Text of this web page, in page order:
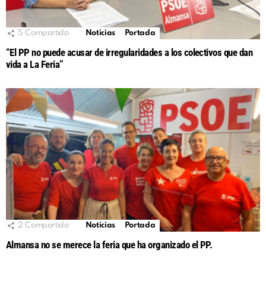
5 Compartido Noticias Portada
“El PP no puede acusar de irregularidades a los colectivos que dan
vida a La Feria”
2 Compartido Noticias Portada
Almansa no se merece la feria que ha organizado el PP.